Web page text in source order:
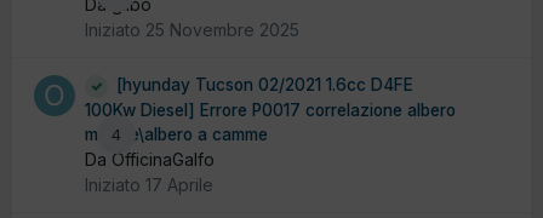
Da gilbo
Iniziato 25 Novembre 2025
4
[hyunday Tucson 02/2021 1.6cc D4FE
100Kw Diesel] Errore P0017 correlazione albero
motore\albero a camme
Da OfficinaGalfo
Iniziato 17 Aprile